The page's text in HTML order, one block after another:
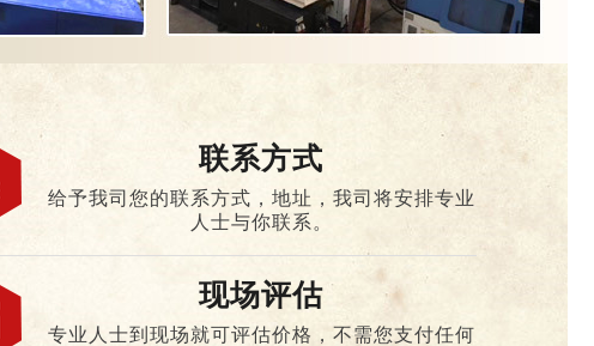
联系方式
给予我司您的联系方式，地址，我司将安排专业
人士与你联系。
现场评估
专业人士到现场就可评估价格，不需您支付任何